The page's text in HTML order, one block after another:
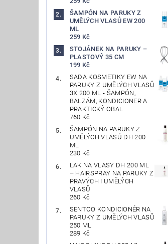
ŠAMPÓN NA PARUKY Z
UMĚLÝCH VLASŮ EW 200
ML
259 Kč
STOJÁNEK NA PARUKY –
PLASTOVÝ 35 CM
199 Kč
SADA KOSMETIKY EW NA
PARUKY Z UMĚLÝCH VLASŮ
3X 200 ML - ŠAMPÓN,
BALZÁM, KONDICIONER A
PRAKTICKÝ OBAL
760 Kč
ŠAMPÓN NA PARUKY Z
UMĚLÝCH VLASŮ DH 200
ML
230 Kč
LAK NA VLASY DH 200 ML
– HAIRSPRAY NA PARUKY Z
PRAVÝCH I UMĚLÝCH
VLASŮ
260 Kč
SENTOO KONDICIONÉR NA
PARUKY Z UMĚLÝCH VLASŮ
250 ML
289 Kč